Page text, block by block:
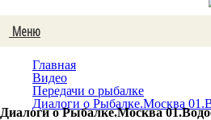
Меню
Главная
Видео
Передачи о рыбалке
Диалоги о Рыбалке.Москва
Диалоги о Рыбалке.Москва